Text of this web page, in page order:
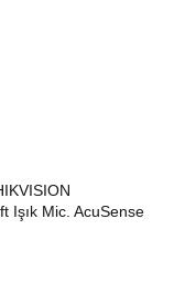
Işık Mic. AcuSense